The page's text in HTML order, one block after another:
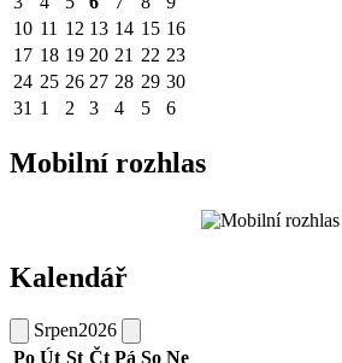
10 11 12 13 14 15 16
17 18 19 20 21 22 23
24 25 26 27 28 29 30
31 1 2 3 4 5 6
Mobilní rozhlas
Kalendář
Srpen2026
Po Út St Čt Pá So Ne